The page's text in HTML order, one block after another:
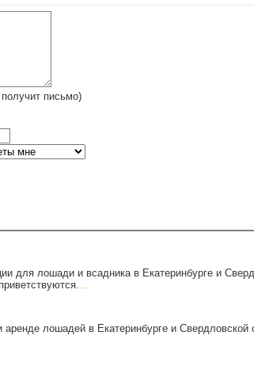
письмо)
для лошади и всадника в Екатеринбурге и
...
лошадей в Екатеринбурге и Свердловской